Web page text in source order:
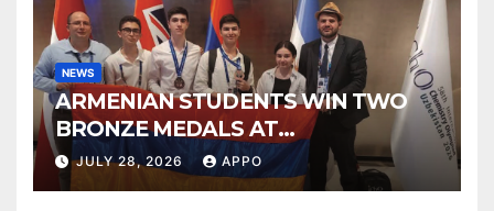
NEWS
ARMENIAN STUDENTS WIN TWO
BRONZE MEDALS AT
INTERNATIONAL CHEMISTRY
OLYMPIAD
JULY 28, 2026 APPO